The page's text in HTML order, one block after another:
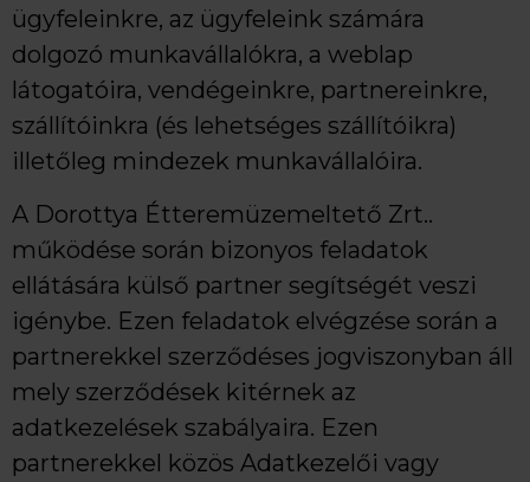
ügyfeleinkre, az ügyfeleink számára
dolgozó munkavállalókra, a weblap
látogatóira, vendégeinkre, partnereinkre,
szállítóinkra (és lehetséges szállítóikra)
illetőleg mindezek munkavállalóira.
A Dorottya Étteremüzemeltető Zrt..
működése során bizonyos feladatok
ellátására külső partner segítségét veszi
igénybe. Ezen feladatok elvégzése során a
partnerekkel szerződéses jogviszonyban áll
mely szerződések kitérnek az
adatkezelések szabályaira. Ezen
partnerekkel közös Adatkezelői vagy